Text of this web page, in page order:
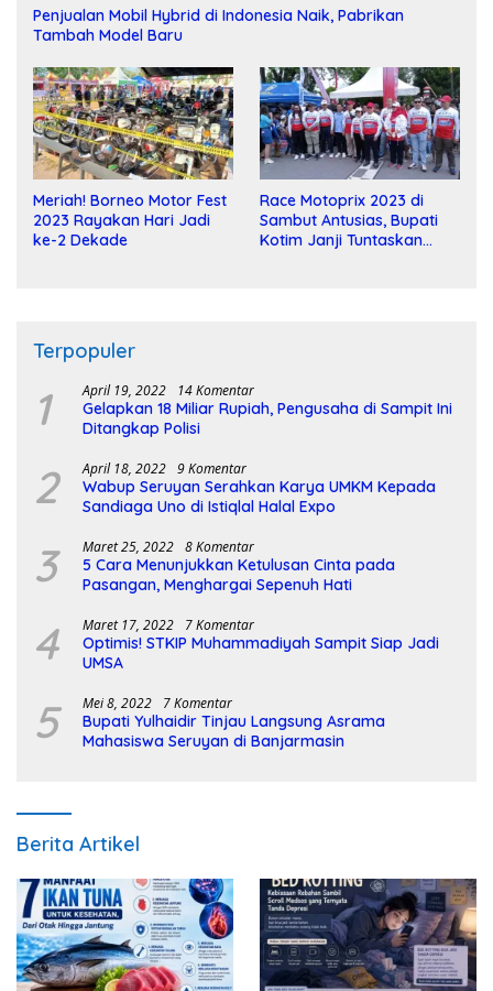
Penjualan Mobil Hybrid di Indonesia Naik, Pabrikan
Tambah Model Baru
Meriah! Borneo Motor Fest
2023 Rayakan Hari Jadi
ke-2 Dekade
Race Motoprix 2023 di
Sambut Antusias, Bupati
Kotim Janji Tuntaskan
Terpopuler
1 April 19, 2022 14 Komentar
Gelapkan 18 Miliar Rupiah, Pengusaha di Sampit Ini
Ditangkap Polisi
2 April 18, 2022 9 Komentar
Wabup Seruyan Serahkan Karya UMKM Kepada
Sandiaga Uno di Istiqlal Halal Expo
3 Maret 25, 2022 8 Komentar
5 Cara Menunjukkan Ketulusan Cinta pada
Pasangan, Menghargai Sepenuh Hati
4 Maret 17, 2022 7 Komentar
Optimis! STKIP Muhammadiyah Sampit Siap Jadi
UMSA
5 Mei 8, 2022 7 Komentar
Bupati Yulhaidir Tinjau Langsung Asrama
Mahasiswa Seruyan di Banjarmasin
Berita Artikel